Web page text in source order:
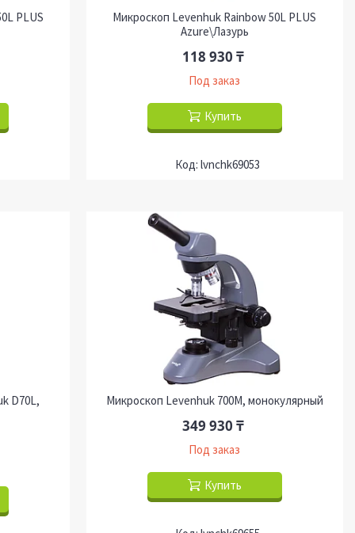
PLUS
Микроскоп Levenhuk Rainbow 50L PLUS
Azure\Лазурь
118 930 ₸
Под заказ
Купить
lvnchk69053
D70L,
Микроскоп Levenhuk 700M, монокулярный
349 930 ₸
Под заказ
Купить